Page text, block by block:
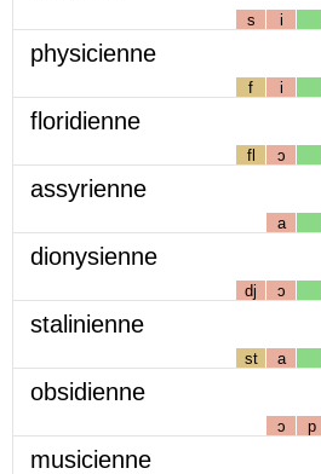
s i
physicienne
f i
floridienne
fl ɔ
assyrienne
a
dionysienne
dj ɔ
stalinienne
st a
obsidienne
ɔ p
musicienne